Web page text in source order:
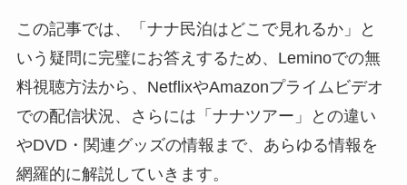
この記事では、「ナナ民泊はどこで見れるか」と
いう疑問に完璧にお答えするため、Leminoでの無
料視聴方法から、NetflixやAmazonプライムビデオ
での配信状況、さらには「ナナツアー」との違い
やDVD・関連グッズの情報まで、あらゆる情報を
網羅的に解説していきます。